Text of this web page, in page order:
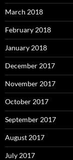
March 2018
February 2018
January 2018
December 2017
November 2017
October 2017
September 2017
August 2017
July 2017